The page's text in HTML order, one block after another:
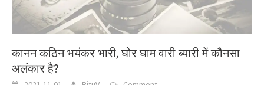
कानन कठिन भयंकर भारी, घोर घाम वारी ब्यारी में कौनसा
अलंकार है?